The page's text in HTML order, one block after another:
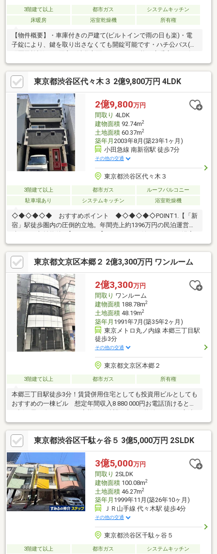
3階建て以上 都市ガス
システムキッチン
床暖房
浴室乾燥機 所有権
【物件概要】・車庫付きの戸建て(ビルトインで雨の日も楽)・電
子錠により、鍵を取り出さなくても開錠可能です・ハチ公バス(本
グダイニング＋キッチン＋居室2か所に設置し、乾燥した冬もエア
コンを付けずに快適に過ごせます・1階のＷＩＣは、冬のコートの
収納や、花粉をリビングに持ち込みにくい設計・トイレは２か所
にあり・１階バスルーム、３階にシャワールーム【周辺施設】・
渋谷本町学園小学校 徒歩 約4分（約261ｍ）・渋谷本町学園
中学校 徒歩 約4分（約261ｍ）・サミットストア渋谷本町
徒歩 約3分（約183ｍ）
東京都渋谷区代々木３ 2億9,800万円 4LDK
2億9,800万円
間取り 4LDK
建物面積92.74m2
土地面積60.37m2
築年月 2003年8月(築23年1ヶ月)
小田急線 南新宿駅 徒歩7分
その他の交通
東京都渋谷区代々木３
3階建て以上 都市ガス
ルーフバルコニー
駐車場あり
システムキッチン 浴室乾燥機
◇◆◇◆◇◆ おすすめポイント ◆◇◆◇◆◇POINT1.【「新
宿」駅徒歩圏内の圧倒的立地。年間売上約1396万円の民泊運営実
TVや食洗機、洗面台2ヶ所など充実の設備が魅力です。】POINT3.
【代々木公園が徒歩圏内で、都心にありながら豊かな自然を感じ
られる落ち着いた住環境。】
◇◆◇◆◇◆◇◆◇◆◇◆◇◆◇◆◇◆◇◆◇◆◇◆【ライ
フプラン】本物件においての住宅ローンシミュレーションはもち
ろん、本物件購入後１０～２０年後のライフサイクルの変化を見
据えた長期的なライフプランシミュレーションを実施します。
東京都文京区本郷２ 2億3,300万円 ワンルーム
2億3,300万円
間取り ワンルーム
建物面積188.78m2
土地面積48.19m2
築年月 1991年7月(築35年2ヶ月)
東京メトロ丸ノ内線 本郷三丁目駅
徒歩3分
その他の交通
東京都文京区本郷２
3階建て以上 都市ガス 所有権
本郷三丁目駅徒歩3分！賃貸併用住宅としても投資用ビルとしても
おすすめの一棟ビル 想定年間収入8 880 000円お電話頂けると、
お話が早く進みます。お客様のご希望に合った物件を細かい心遣
いでお手伝いさせて頂きます。弊社HPには公開前の物件を多数掲
載しておりますので、新鮮な情報をいち早く発信させて頂いてお
ります。お客様が納得なさるお住まいが見つかるよう、スピード
感を持って全力でサポートします。売却査定・買い取りも致しま
す。ご希望の際は、ケーコーポレーション売買事業部03-6865-
1151迄 お気軽にお問い合わせ下さい。
東京都渋谷区千駄ヶ谷５ 3億5,000万円 2SLDK
3億5,000万円
間取り 2SLDK
建物面積100.08m2
土地面積46.27m2
築年月 1999年11月(築26年10ヶ月)
ＪＲ山手線 代々木駅 徒歩4分
その他の交通
東京都渋谷区千駄ヶ谷５
3階建て以上 都市ガス システムキッチン